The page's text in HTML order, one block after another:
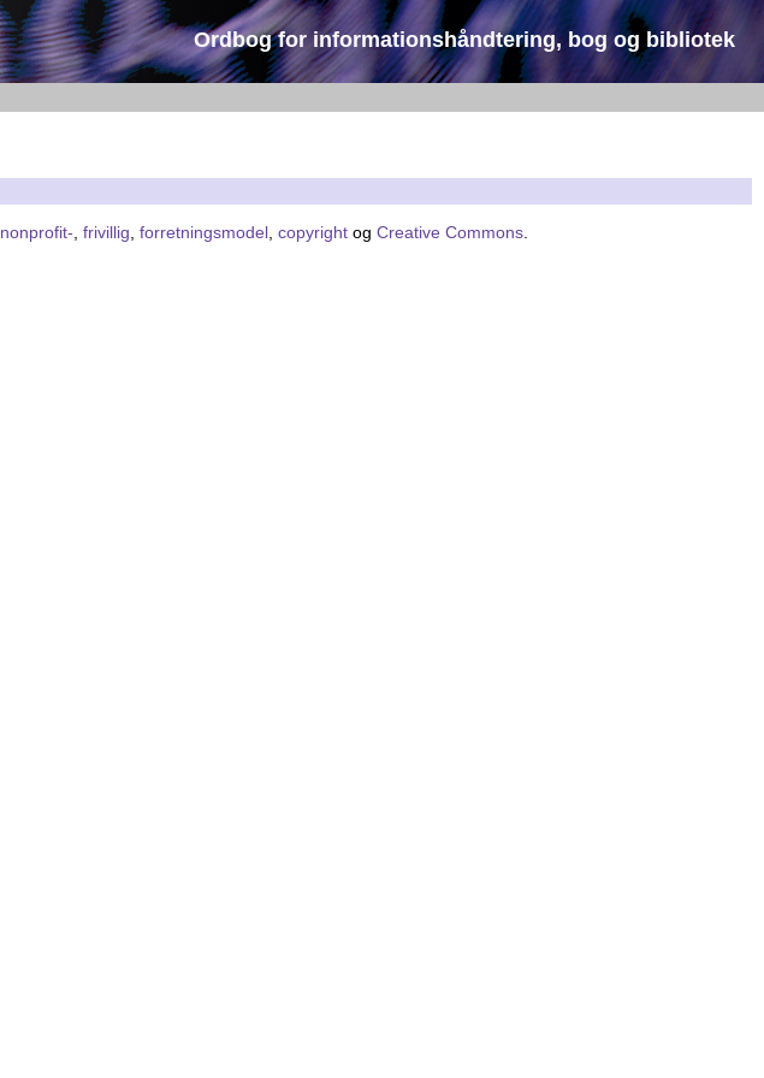
Ordbog for informationshåndtering, bog og bibliotek
nonprofit- frivillig forretningsmodel copyright og Creative Commons